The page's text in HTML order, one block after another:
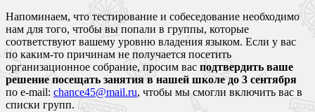
Напоминаем, что тестирование и собеседование необходимо
нам для того, чтобы вы попали в группы, которые
соответствуют вашему уровню владения языком. Если у вас
по каким-то причинам не получается посетить
организационное собрание, просим вас подтвердить ваше
решение посещать занятия в нашей школе до 3 сентября
по e-mail: chance45@mail.ru, чтобы мы смогли включить вас в
списки групп.